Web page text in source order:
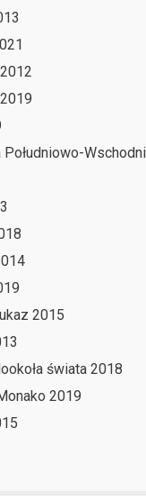
Południowo-
2015
świata 2018
2019